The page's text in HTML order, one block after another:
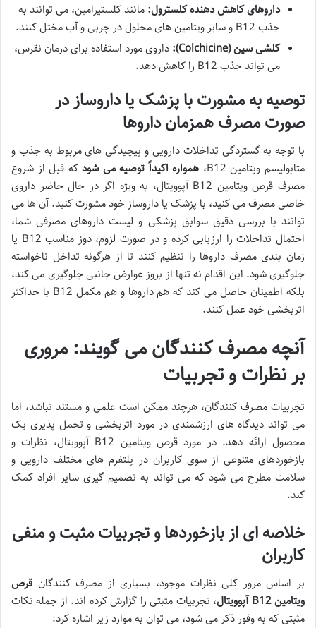
داروهای کاهش دهنده کلسترول: مانند کلستیرامین، می توانند به
جذب B12 و سایر ویتامین های محلول در چربی و آب مختل کنند.
کلشی سین (Colchicine):
داروی مورد استفاده برای درمان نقرس،
می تواند جذب B12 را کاهش دهد.
توصیه به مشورت با پزشک یا داروساز در
صورت مصرف همزمان داروها
با توجه به گستردگی تداخلات دارویی و پیچیدگی های مربوط به جذب و
متابولیسم ویتامین B12،
همواره اکیداً توصیه می شودکه قبل از شروع
مصرف قرص ویتامین B12 آپوویتال، به ویژه اگر در حال حاضر داروی
خاصی مصرف می کنید، با پزشک یا داروساز خود مشورت کنید. آن ها می
توانند با بررسی دقیق سوابق پزشکی و لیست داروهای مصرفی شما،
احتمال تداخلات را ارزیابی کرده و در صورت لزوم، دوز مناسب B12 یا
زمان بندی مصرف داروها را تنظیم کنند تا از هرگونه تداخل ناخواسته
جلوگیری شود. این اقدام نه تنها از بروز عوارض جانبی جلوگیری می کند،
بلکه اطمینان حاصل می کند که هم داروها و هم مکمل B12 با حداکثر
اثربخشی خود عمل کنند.
آنچه مصرف کنندگان می گویند: مروری
بر نظرات و تجربیات
تجربیات مصرف کنندگان، هرچند ممکن است علمی و مستند نباشد، اما
می تواند دیدگاه های ارزشمندی در مورد اثربخشی و تحمل پذیری یک
محصول ارائه دهد. در مورد قرص ویتامین B12 آپوویتال، نظرات و
بازخوردهای متنوعی از سوی کاربران در پلتفرم های مختلف دارویی و
سلامت مطرح می شود که می تواند به تصمیم گیری سایر افراد کمک
کند.
خلاصه ای از بازخوردها و تجربیات مثبت و منفی
کاربران
بر اساس مرور کلی نظرات موجود، بسیاری از مصرف کنندگان قرص
ویتامین B12 آپوویتال
، تجربیات مثبتی را گزارش کرده اند. از جمله نکات
مثبتی که به وفور ذکر می شود، می توان به موارد زیر اشاره کرد: